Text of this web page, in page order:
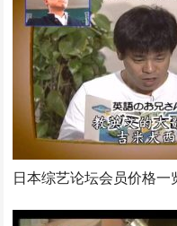
日本综艺论坛会员价格一